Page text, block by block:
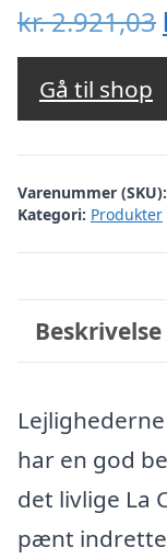
kr.2.921,03
Gå til shop
Varenummer (SKU):
Kategori: Produkter
Beskrivelse
har en god
det livlige La
pænt